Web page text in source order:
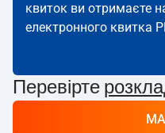
квиток ви отримаєте
електронного квитка
Перевірте